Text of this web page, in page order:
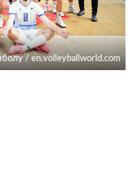
/ en.volleyballworld.com